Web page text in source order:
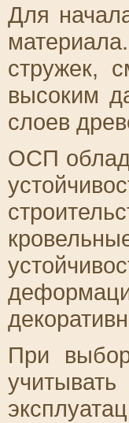
Для
стружек,
высоким
слоев
ОСП
При